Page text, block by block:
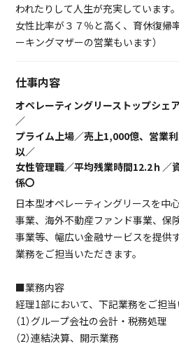
われたりして人生が充実しています。
女性比率が３７％と高く、育休復帰
ーキングマザーの営業もいます）
仕事内容
オペレーティングリーストップシェ
／
プライム上場／売上1,000億、営業
以／
女性管理職／平均残業時間12.2ｈ／
係〇
日本型オペレーティングリースを中
事業、海外不動産ファンド事業、保
事業等、幅広い金融サービスを提供
業務をご担当いただきます。
■業務内容
経理1部において、下記業務をご担当
（1）グループ会社の会計・税務処理
（2）連結決算、開示業務